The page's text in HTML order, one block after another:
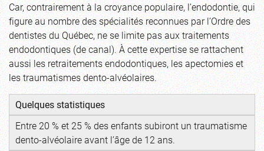
Car, contrairement à la croyance populaire, l’endodontie, qui
figure au nombre des spécialités reconnues par l’Ordre des
dentistes du Québec, ne se limite pas aux traitements
endodontiques (de canal). À cette expertise se rattachent
aussi les retraitements endodontiques, les apectomies et
les traumatismes dento-alvéolaires.
Quelques statistiques
Entre 20 % et 25 % des enfants subiront un traumatisme
dento-alvéolaire avant l’âge de 12 ans.